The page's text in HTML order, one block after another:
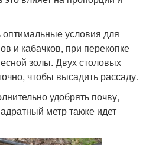
условия для
и кабачков, при перекопке
золы. Двух столовых
чтобы высадить рассаду.
удобрять почву,
метр также идет